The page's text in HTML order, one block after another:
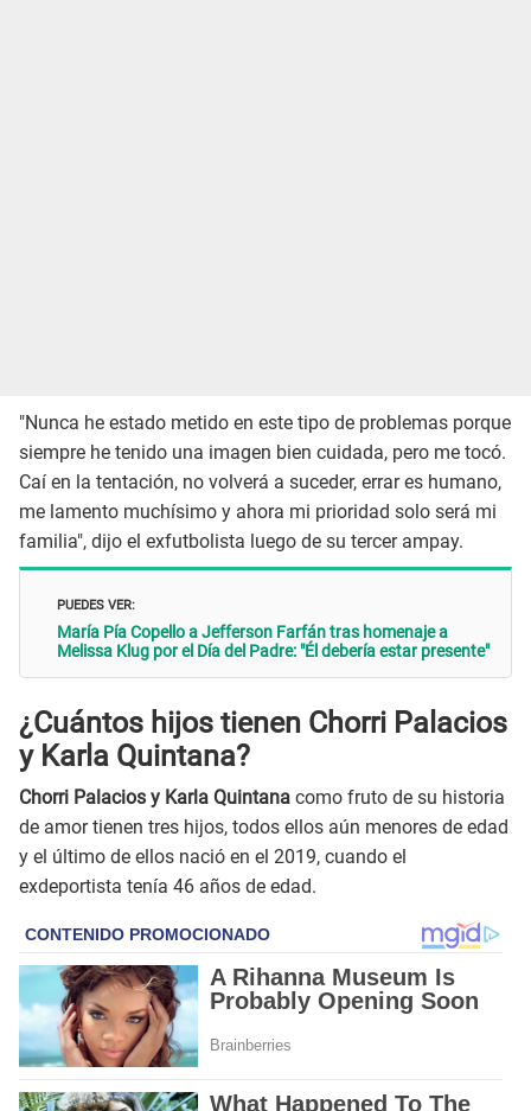
"Nunca he estado metido en este tipo de problemas porque
siempre he tenido una imagen bien cuidada, pero me tocó.
Caí en la tentación, no volverá a suceder, errar es humano,
me lamento muchísimo y ahora mi prioridad solo será mi
familia", dijo el exfutbolista luego de su tercer ampay.
PUEDES VER:
María Pía Copello a Jefferson Farfán tras homenaje a
Melissa Klug por el Día del Padre: "Él debería estar presente"
¿Cuántos hijos tienen Chorri Palacios
y Karla Quintana?
Chorri Palacios y Karla Quintana como fruto de su historia
de amor tienen tres hijos, todos ellos aún menores de edad
y el último de ellos nació en el 2019, cuando el
exdeportista tenía 46 años de edad.